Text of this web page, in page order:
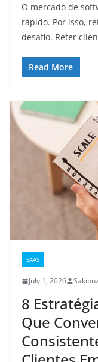
O mercado de
rápido. Por isso,
desafio. Reter
Read More
SAAS
July 1, 2026
8
Que